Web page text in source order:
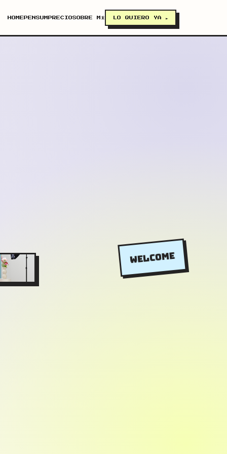
HOME PENSUM PRECIO SOBRE MÍ LO QUIERO YA ►
WELCOME